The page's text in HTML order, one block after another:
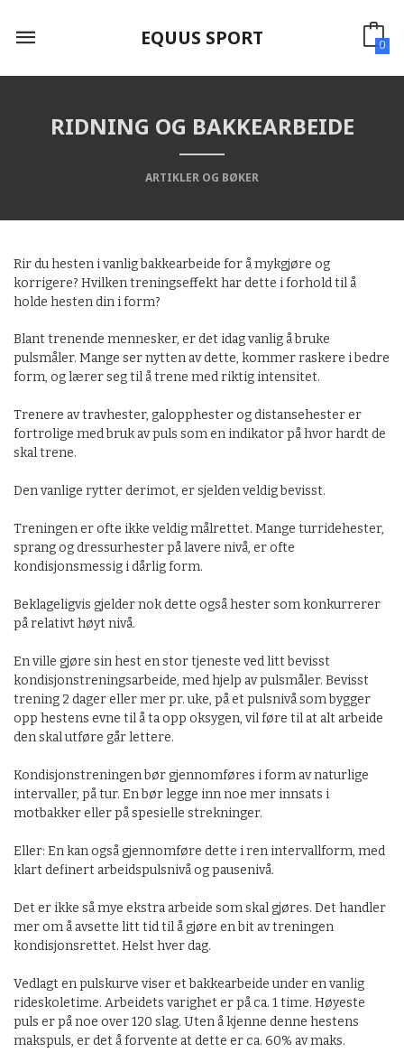
innholdet
EQUUS SPORT 0
RIDNING OG BAKKEARBEIDE
ARTIKLER OG BØKER
Rir du hesten i vanlig bakkearbeide for å mykgjøre og
korrigere? Hvilken treningseffekt har dette i forhold til å
holde hesten din i form?
Blant trenende mennesker, er det idag vanlig å bruke
pulsmåler. Mange ser nytten av dette, kommer raskere i bedre
form, og lærer seg til å trene med riktig intensitet.
Trenere av travhester, galopphester og distansehester er
fortrolige med bruk av puls som en indikator på hvor hardt de
skal trene.
Den vanlige rytter derimot, er sjelden veldig bevisst.
Treningen er ofte ikke veldig målrettet. Mange turridehester,
sprang og dressurhester på lavere nivå, er ofte
kondisjonsmessig i dårlig form.
Beklageligvis gjelder nok dette også hester som konkurrerer
på relativt høyt nivå.
En ville gjøre sin hest en stor tjeneste ved litt bevisst
kondisjonstreningsarbeide, med hjelp av pulsmåler. Bevisst
trening 2 dager eller mer pr. uke, på et pulsnivå som bygger
opp hestens evne til å ta opp oksygen, vil føre til at alt arbeide
den skal utføre går lettere.
Kondisjonstreningen bør gjennomføres i form av naturlige
intervaller, på tur. En bør legge inn noe mer innsats i
motbakker eller på spesielle strekninger.
Eller: En kan også gjennomføre dette i ren intervallform, med
klart definert arbeidspulsnivå og pausenivå.
Det er ikke så mye ekstra arbeide som skal gjøres. Det handler
mer om å avsette litt tid til å gjøre en bit av treningen
kondisjonsrettet. Helst hver dag.
Vedlagt en pulskurve viser et bakkearbeide under en vanlig
rideskoletime. Arbeidets varighet er på ca. 1 time. Høyeste
puls er på noe over 120 slag. Uten å kjenne denne hestens
makspuls, er det å forvente at dette er ca. 60% av maks.